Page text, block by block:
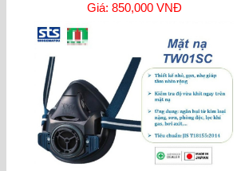
Giá: 850,000 VNĐ